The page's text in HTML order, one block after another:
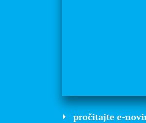
pročitajte e-